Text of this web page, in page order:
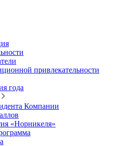
привлекательности
года
Компании
«Норникеля»